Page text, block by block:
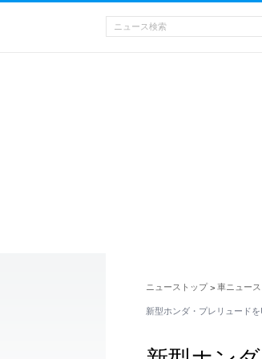
ニューストップ > 車ニュース
新型ホンダ・プレリュード